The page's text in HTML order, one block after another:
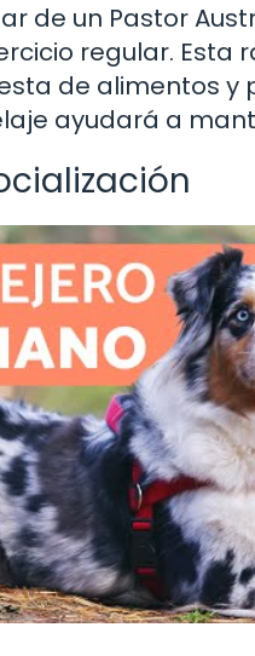
de un Pastor
regular. Esta
de alimentos
ayudará a